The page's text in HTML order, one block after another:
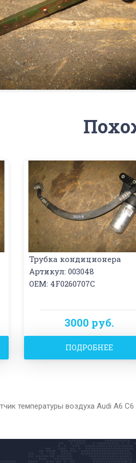
Трубка кондиционера
Артикул: 003048
OEM: 4F0260707C
3000 руб.
ПОДРОБНЕЕ
температуры воздуха Audi A6